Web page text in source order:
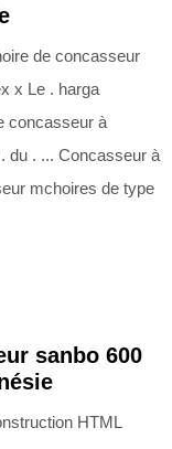
de concasseur
x Le . harga
concasseur à
du . ... Concasseur à
mchoires de type
sanbo 600
HTML